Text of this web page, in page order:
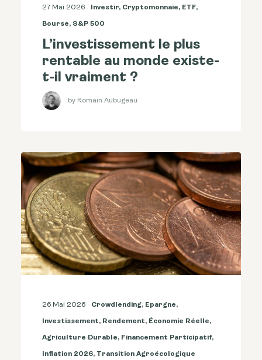
27 Mai 2026 Investir, Cryptomonnaie, ETF,
Bourse, S&p 500
L’investissement le plus
rentable au monde existe-
t-il vraiment ?
by Romain Aubugeau
26 Mai 2026 Crowdlending, Epargne,
Investissement, Rendement, Économie Réelle,
Agriculture Durable, Financement Participatif,
Inflation 2026, Transition Agroécologique